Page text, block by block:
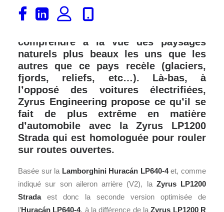
On connaît la Norvège pour être une
contrée nordique des plus écologiques
comprendre à la vue des paysages
naturels plus beaux les uns que les
autres que ce pays recèle (glaciers,
fjords, reliefs, etc…). Là-bas, à
l’opposé des voitures électrifiées,
Zyrus Engineering propose ce qu’il se
fait de plus extrême en matière
d’automobile avec la Zyrus LP1200
Strada qui est homologuée pour rouler
sur routes ouvertes.
Basée sur la Lamborghini Huracán LP640-4et, comme
indiqué sur son aileron arrière (V2), la Zyrus LP1200
Stradaest donc la seconde version optimisée de
l’Huracán LP640-4, à la différence de laZyrus LP1200 R